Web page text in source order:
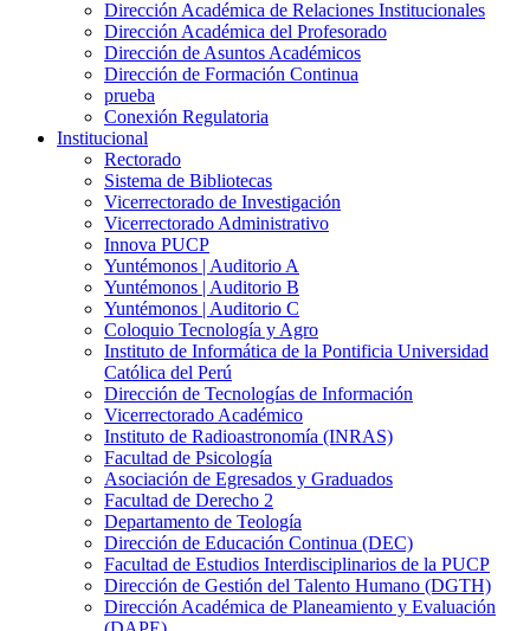
Dirección Académica de Relaciones Institucionales
Dirección Académica del Profesorado
Dirección de Asuntos Académicos
Dirección de Formación Continua
prueba
Conexión Regulatoria
Institucional
Rectorado
Sistema de Bibliotecas
Vicerrectorado de Investigación
Vicerrectorado Administrativo
Innova PUCP
Yuntémonos | Auditorio A
Yuntémonos | Auditorio B
Yuntémonos | Auditorio C
Coloquio Tecnología y Agro
Instituto de Informática de la Pontificia Universidad
Católica del Perú
Dirección de Tecnologías de Información
Vicerrectorado Académico
Instituto de Radioastronomía (INRAS)
Facultad de Psicología
Asociación de Egresados y Graduados
Facultad de Derecho 2
Departamento de Teología
Dirección de Educación Continua (DEC)
Facultad de Estudios Interdisciplinarios de la PUCP
Dirección de Gestión del Talento Humano (DGTH)
Dirección Académica de Planeamiento y Evaluación